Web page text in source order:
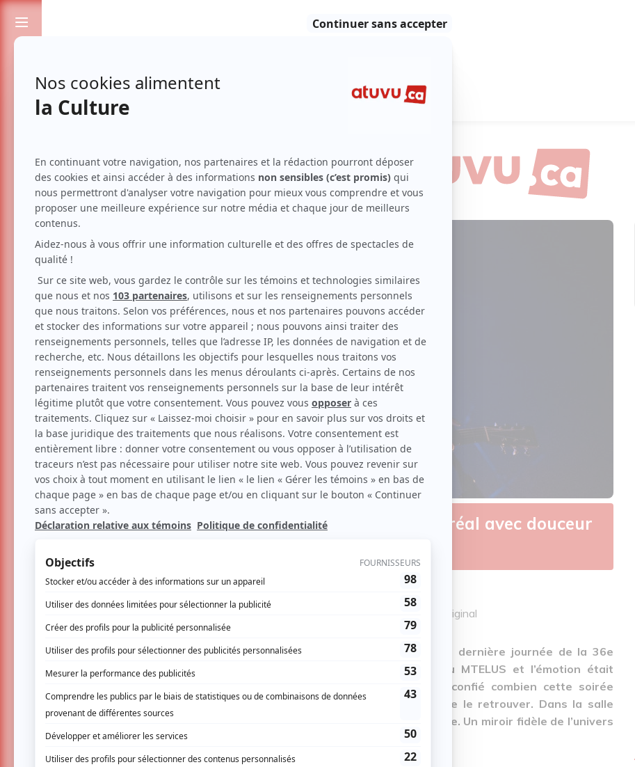
Passionnés de spectacles et de culture
Aliocha Schneider clôt les Francos de Montréal avec douceur
Critiques Festival
Musique
Ninon Guillet | 23 juin 2025 | Photo : Productions Novak | Contenu original
Samedi soir, le 21 juin, Aliocha Schneider s'est produit pour la dernière journée de la 36e
édition des Francos de Montréal. C’était sa première date au MTELUS et l’émotion était
palpable dès son entrée sur scène. Visiblement touché, il a confié combien cette soirée
comptait pour lui — et le public, lui, était tout aussi heureux de le retrouver. Dans la salle
comble, l’ambiance était à l’unisson : douce, bienveillante, vibrante. Un miroir fidèle de l’univers
d’Aliocha.